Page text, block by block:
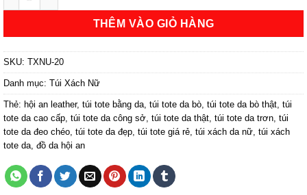
THÊM VÀO GIỎ HÀNG
SKU: TXNU-20
Danh mục: Túi Xách Nữ
Thẻ: hội an leather, túi tote bằng da, túi tote da bò, túi tote da bò thật, túi
tote da cao cấp, túi tote da công sở, túi tote da thật, túi tote da trơn, túi
tote da đeo chéo, túi tote da đẹp, túi tote giá rẻ, túi xách da nữ, túi xách
tote da, đồ da hội an